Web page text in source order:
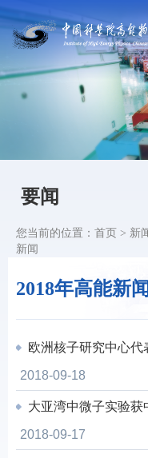
要闻
2018年高能新闻
您当前的位置： 首页 > 新
新闻
欧洲核子研究中心代
2018-09-18
大亚湾中微子实验
2018-09-17